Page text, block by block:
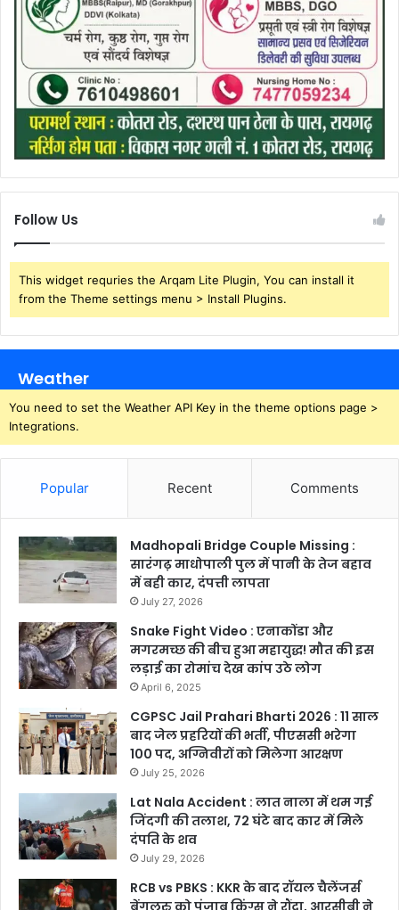
Follow Us
This widget requries the Arqam Lite Plugin, You can install it
from the Theme settings menu > Install Plugins.
Weather
You need to set the Weather API Key in the theme options page >
Integrations.
Popular Recent Comments
Madhopali Bridge Couple Missing :
सारंगढ़ माधोपाली पुल में पानी के तेज बहाव
में बही कार, दंपत्ती लापता
July 27, 2026
Snake Fight Video : एनाकोंडा और
मगरमच्छ की बीच हुआ महायुद्ध! मौत की इस
लड़ाई का रोमांच देख कांप उठे लोग
April 6, 2025
CGPSC Jail Prahari Bharti 2026 : 11 साल
बाद जेल प्रहरियों की भर्ती, पीएससी भरेगा
100 पद, अग्निवीरों को मिलेगा आरक्षण
July 25, 2026
Lat Nala Accident : लात नाला में थम गई
जिंदगी की तलाश, 72 घंटे बाद कार में मिले
दंपति के शव
July 29, 2026
RCB vs PBKS : KKR के बाद रॉयल चैलेंजर्स